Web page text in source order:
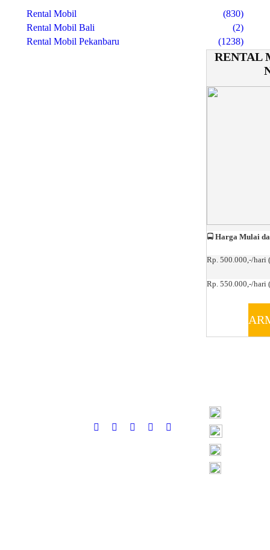
Rental Mobil
(830)
Rental Mobil Bali
(2)
Rental Mobil Pekanbaru
(1238)
RENTAL
🚍 Harga Mulai
Rp. 500.000,-/hari
Rp. 550.000,-/hari